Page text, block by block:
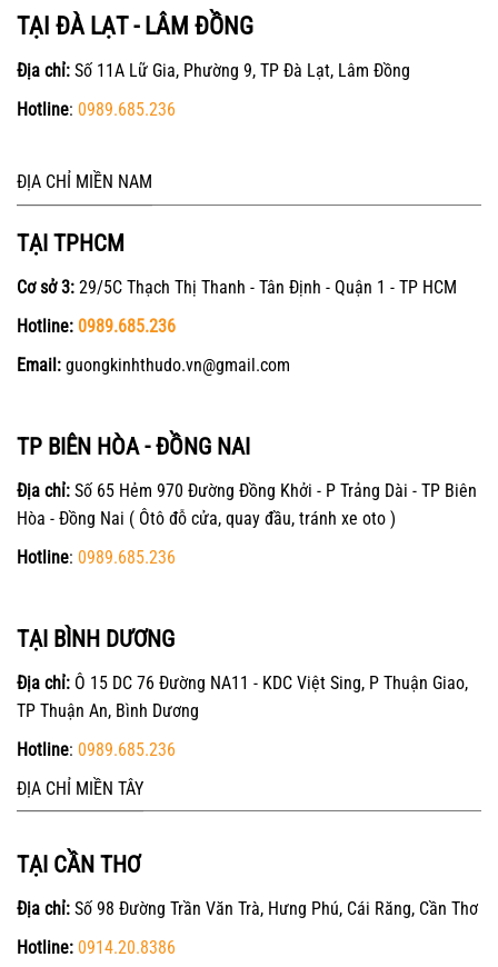
TẠI ĐÀ LẠT - LÂM ĐỒNG
Địa chỉ: Số 11A Lữ Gia, Phường 9, TP Đà Lạt, Lâm Đồng
Hotline: 0989.685.236
ĐỊA CHỈ MIỀN NAM
TẠI TPHCM
Cơ sở 3: 29/5C Thạch Thị Thanh - Tân Định - Quận 1 - TP HCM
Hotline: 0989.685.236
Email: guongkinhthudo.vn@gmail.com
TP BIÊN HÒA - ĐỒNG NAI
Địa chỉ: Số 65 Hẻm 970 Đường Đồng Khởi - P Trảng Dài - TP Biên
Hòa - Đồng Nai ( Ôtô đỗ cửa, quay đầu, tránh xe oto )
Hotline: 0989.685.236
TẠI BÌNH DƯƠNG
Địa chỉ: Ô 15 DC 76 Đường NA11 - KDC Việt Sing, P Thuận Giao,
TP Thuận An, Bình Dương
Hotline: 0989.685.236
ĐỊA CHỈ MIỀN TÂY
TẠI CẦN THƠ
Địa chỉ: Số 98 Đường Trần Văn Trà, Hưng Phú, Cái Răng, Cần Thơ
Hotline: 0914.20.8386